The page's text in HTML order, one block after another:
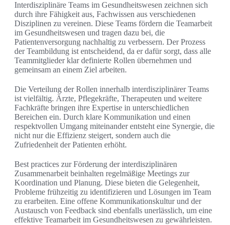
Interdisziplinäre Teams im Gesundheitswesen zeichnen sich
durch ihre Fähigkeit aus, Fachwissen aus verschiedenen
Disziplinen zu vereinen. Diese Teams fördern die Teamarbeit
im Gesundheitswesen und tragen dazu bei, die
Patientenversorgung nachhaltig zu verbessern. Der Prozess
der Teambildung ist entscheidend, da er dafür sorgt, dass alle
Teammitglieder klar definierte Rollen übernehmen und
gemeinsam an einem Ziel arbeiten.
Die Verteilung der Rollen innerhalb interdisziplinärer Teams
ist vielfältig. Ärzte, Pflegekräfte, Therapeuten und weitere
Fachkräfte bringen ihre Expertise in unterschiedlichen
Bereichen ein. Durch klare Kommunikation und einen
respektvollen Umgang miteinander entsteht eine Synergie, die
nicht nur die Effizienz steigert, sondern auch die
Zufriedenheit der Patienten erhöht.
Best practices zur Förderung der interdisziplinären
Zusammenarbeit beinhalten regelmäßige Meetings zur
Koordination und Planung. Diese bieten die Gelegenheit,
Probleme frühzeitig zu identifizieren und Lösungen im Team
zu erarbeiten. Eine offene Kommunikationskultur und der
Austausch von Feedback sind ebenfalls unerlässlich, um eine
effektive Teamarbeit im Gesundheitswesen zu gewährleisten.